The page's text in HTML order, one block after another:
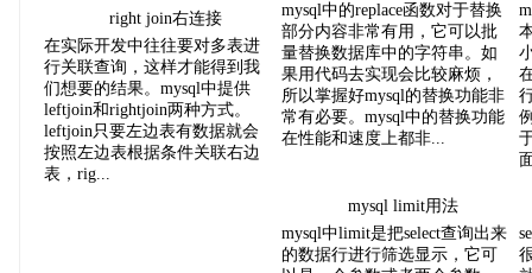
right join右连接
在实际开发中往往要对多表进
行关联查询，这样才能得到我
们想要的结果。mysql中提供
leftjoin和rightjoin两种方式。
leftjoin只要左边表有数据就会
按照左边表根据条件关联右边
表，rig...
mysql中的replace函数对于替换
部分内容非常有用，它可以批
量替换数据库中的字符串。如
果用代码去实现会比较麻烦，
所以掌握好mysql的替换功能非
常有必要。mysql中的替换功能
在性能和速度上都非...
mysql limit用法
mysql中limit是把select查询出来
的数据行进行筛选显示，它可